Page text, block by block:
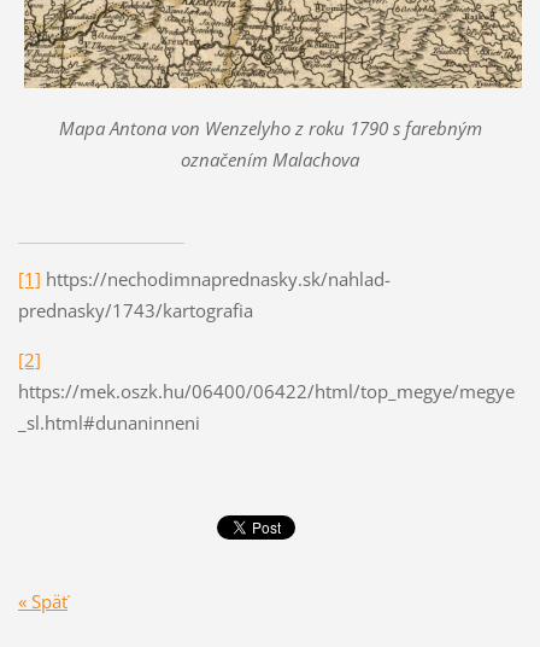
MapaAntona von Wenzelyho z roku 1790 s farebným
označením Malachova
[1] https://nechodimnaprednasky.sk/nahlad-
prednasky/1743/kartografia
[2]
https://mek.oszk.hu/06400/06422/html/top_megye/megye
_sl.html#dunaninneni
« Späť